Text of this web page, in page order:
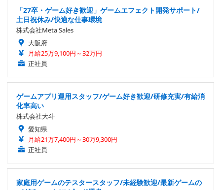
「27卒・ゲーム好き歓迎」ゲームエフェクト開発サポート/
土日祝休み/快適な仕事環境
株式会社Meta Sales
大阪府
月給25万9,100円～32万円
正社員
ゲームアプリ運用スタッフ/ゲーム好き歓迎/研修充実/有給消
化率高い
株式会社大斗
愛知県
月給21万7,400円～30万9,300円
正社員
家庭用ゲームのテスタースタッフ/未経験歓迎/最新ゲームの